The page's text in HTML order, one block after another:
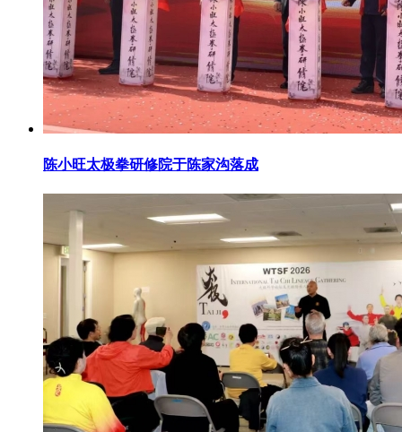
陈小旺太极拳研修院于陈家沟落成